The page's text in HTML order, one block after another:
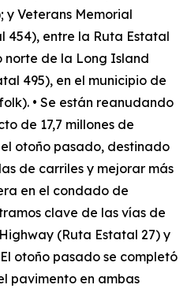
y Veterans Memorial
454), entre la Ruta Estatal
norte de la Long Island
495), en el municipio de
• Se están reanudando
de 17,7 millones de
otoño pasado, destinado
de carriles y mejorar más
en el condado de
clave de las vías de
(Ruta Estatal 27) y
otoño pasado se completó
pavimento en ambas